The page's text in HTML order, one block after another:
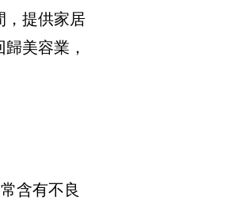
，提供家居
美容業，
含有不良